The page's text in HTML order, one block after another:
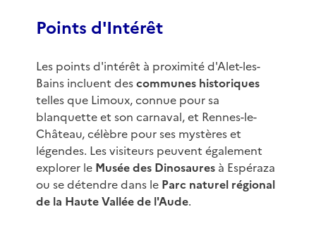
Points d'Intérêt
Les points d'intérêt à proximité d'Alet-les-
Bains incluent descommunes historiques
telles que Limoux, connue pour sa
blanquette et son carnaval, et Rennes-le-
Château, célèbre pour ses mystères et
légendes. Les visiteurs peuvent également
explorer le Musée des Dinosauresà Espéraza
ou se détendre dans le Parc naturel régional
de la Haute Vallée de l'Aude.